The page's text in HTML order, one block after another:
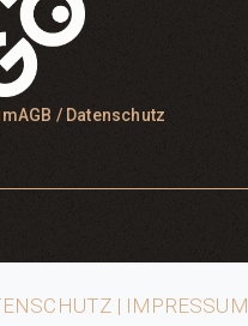
AGB / Datenschutz
| IMPRESSUM